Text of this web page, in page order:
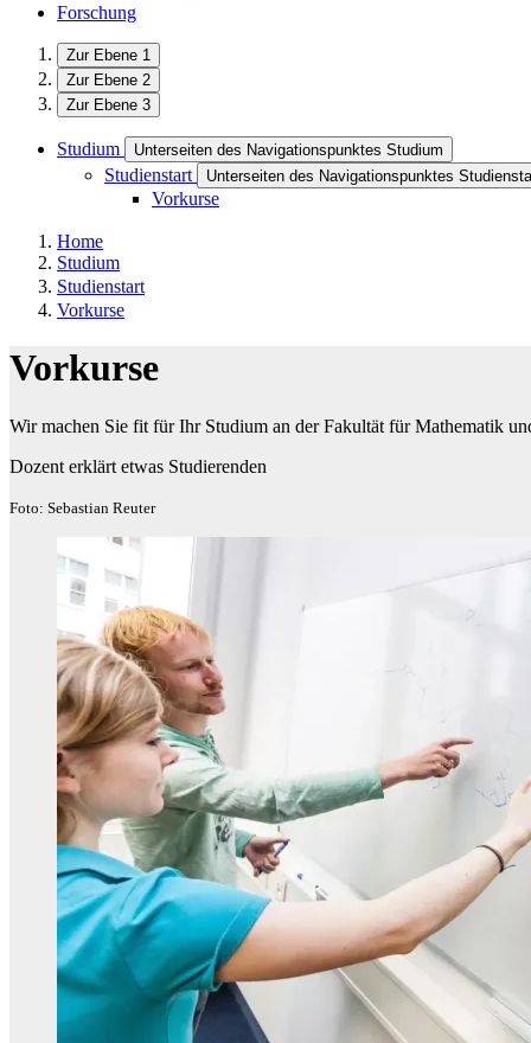
Forschung
Zur Ebene 1
Zur Ebene 2
Zur Ebene 3
Studium Unterseiten des Navigationspunktes Studium
Studienstart Unterseiten des Navigationspunktes
Vorkurse
Home
Studium
Studienstart
Vorkurse
Vorkurse
Wir machen Sie fit für Ihr Studium an der Fakultät für Mathematik
Dozent erklärt etwas Studierenden
Foto: Sebastian Reuter